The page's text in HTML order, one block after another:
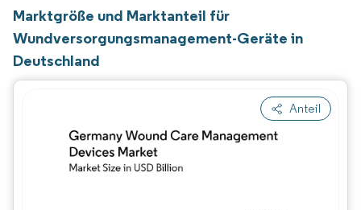
Marktgröße und Marktanteil für
Wundversorgungsmanagement-Geräte in
Deutschland
Anteil